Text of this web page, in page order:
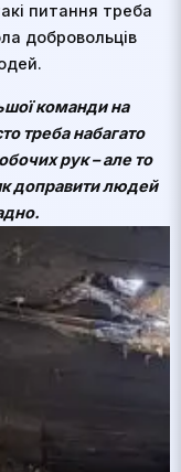
питання треба
добровольців
команди на
треба набагато
рук – але то
доправити людей